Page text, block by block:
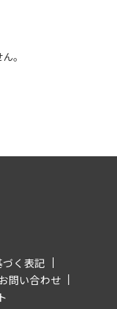
。
く表記
お問い合わせ